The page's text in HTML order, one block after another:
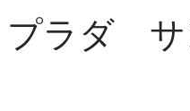
プラダ サ